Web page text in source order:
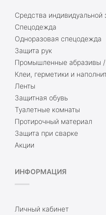
Средства
Спецодежда
Одноразовая спецодежда
Защита рук
Промышленные абразивы
Клеи, герметики и
Ленты
Защитная обувь
Туалетные комнаты
Протирочный материал
Защита при сварке
Акции
ИНФОРМАЦИЯ
Личный кабинет